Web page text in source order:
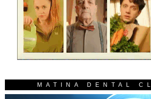
MATINA DENTAL